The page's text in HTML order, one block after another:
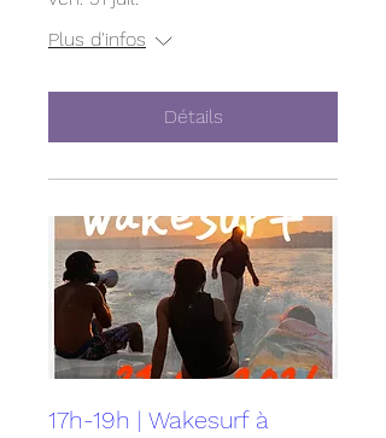
Plus d'infos
Détails
17h-19h | Wakesurf à